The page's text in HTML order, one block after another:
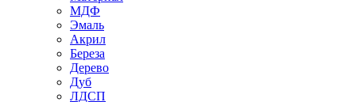
МДФ
Эмаль
Акрил
Береза
Дерево
Дуб
ЛДСП